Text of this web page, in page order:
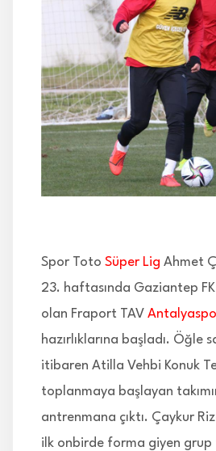
Spor Toto Süper Lig Ahmet
23. haftasında Gaziantep
olan Fraport TAV
hazırlıklarına başladı. Öğle
itibaren Atilla Vehbi Konuk
toplanmaya başlayan
antrenmana çıktı. Çaykur
ilk onbirde forma giyen grup